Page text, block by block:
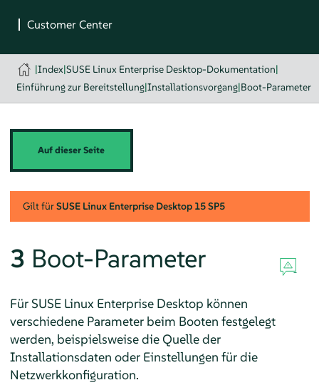
|Index|SUSE Linux Enterprise Desktop-Dokumentation|
Einführung zur Bereitstellung|Installationsvorgang|Boot-Parameter
Auf dieser Seite
Gilt fürSUSE Linux Enterprise Desktop 15 SP5
3 Boot-Parameter
Für SUSE Linux Enterprise Desktop können
verschiedene Parameter beim Booten festgelegt
werden, beispielsweise die Quelle der
Installationsdaten oder Einstellungen für die
Netzwerkkonfiguration.